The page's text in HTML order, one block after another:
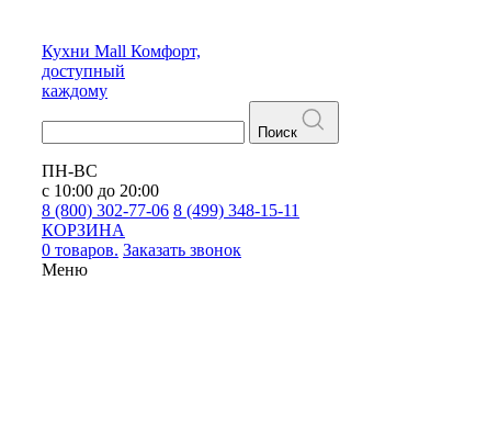
Кухни Mall Комфорт,
доступный
каждому
Поиск
ПН-ВС
с 10:00 до 20:00
8 (800) 302-77-06 8 (499) 348-15-11
КОРЗИНА
0 товаров. Заказать звонок
Меню